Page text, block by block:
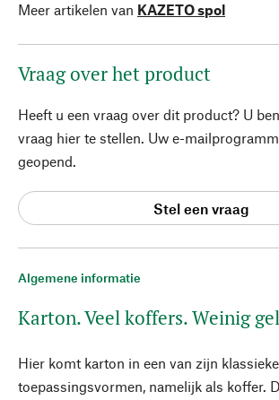
Algemene informatie
Karton. Veel koffers. Weinig
Hier komt karton in een van zijn klassieke
toepassingsvormen, namelijk als koffer.
Meer artikelen van KAZETO spol
Vraag over het product
Heeft u een vraag over dit product? U
vraag hier te stellen. Uw e-
geopend.
Stel een vraag